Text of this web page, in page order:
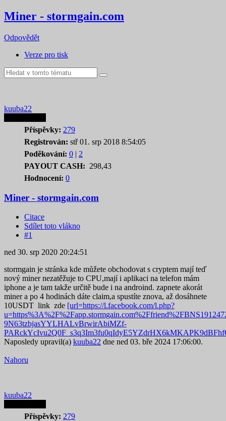
Miner - stormgain.com
Odpovědět
Verze pro tisk
kuuba22
Příspěvky: 279
Registrován: stř 01. srp 2018 8:54:05
Poděkování: 0 | 2
PAYOUT CASH: 298,43
Hodnocení: 0
Miner - stormgain.com
Citace
Sdílet toto vlákno
#1
ned 30. srp 2020 20:24:51
stormgain je stránka kde můžete obchodovat s cryptem mají teď
nový miner nezatěžuje to CPU,mají i aplikaci na telefon mám
iphone a je tam takže určitě bude i na androind. zapnete akorát
miner a po 4 hodinách dáte claim,a spustíte znova, až dosáhnete
10USDT link zde [url=https://l.facebook.com/l.php?
9N63tzbjasYYLHALvBrwirAbiMZf-
Naposledy upravil(a) kuuba22 dne ned 03. bře 2024 17:06:00.
Nahoru
kuuba22
Příspěvky: 279